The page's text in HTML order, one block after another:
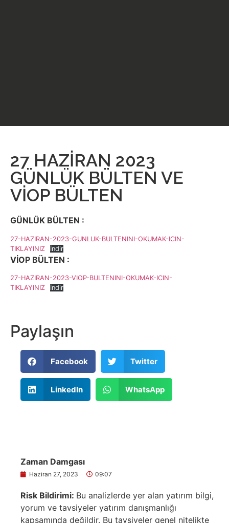
27 HAZİRAN 2023
GÜNLÜK BÜLTEN VE
VİOP BÜLTEN
GÜNLÜK BÜLTEN :
27-HAZIRAN-2023-GUNLUK-BULTENINI-OKUMAK-ICIN-
TIKLAYINIZ
İndir
VİOP BÜLTEN :
27-HAZIRAN-2023-VIOP-BULTENINI-OKUMAK-ICIN-
TIKLAYINIZ
İndir
Paylaşın
Facebook Twitter
LinkedIn WhatsApp
Zaman Damgası
Haziran 27, 2023 09:07
Risk Bildirimi: Bu analizlerde yer alan yatırım bilgi,
yorum ve tavsiyeler yatırım danışmanlığı
kapsamında değildir. Bu tavsiyeler genel nitelikte